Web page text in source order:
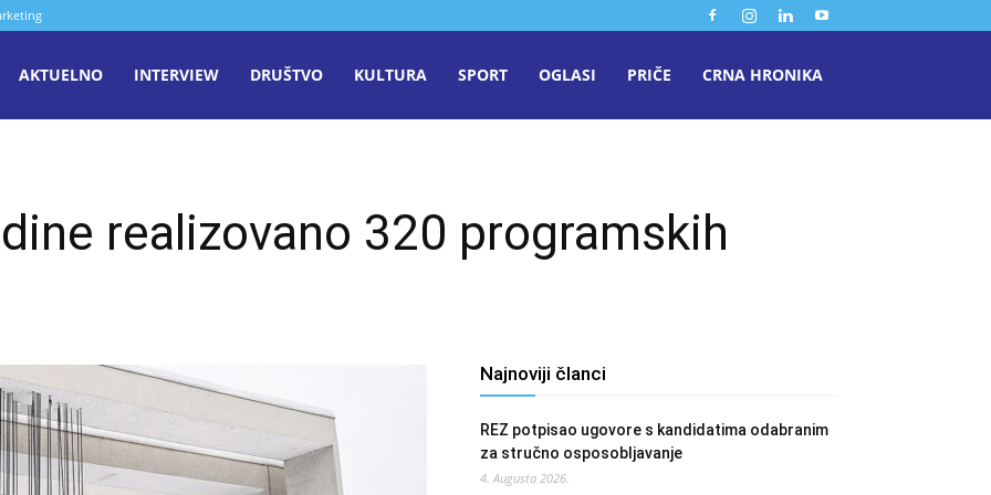
AKTUELNO INTERVIEW DRUŠTVO KULTURA SPORT OGLASI PRIČE CRNA HRONIKA
realizovano 320 programskih
Najnoviji članci
REZ potpisao ugovore s kandidatima odabranim
za stručno osposobljavanje
4. Augusta 2026.